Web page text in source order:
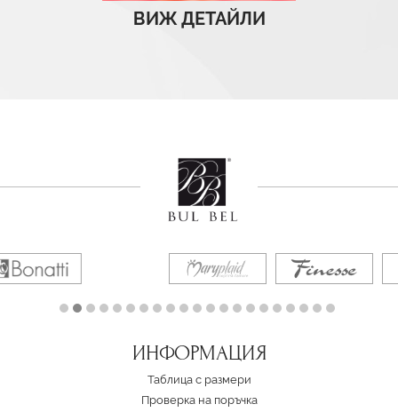
ВИЖ ДЕТАЙЛИ
ИНФОРМАЦИЯ
Таблица с размери
Проверка на поръчка